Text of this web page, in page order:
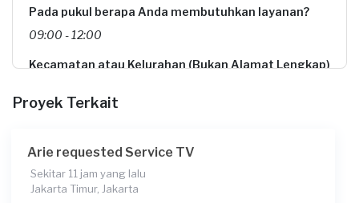
Pada pukul berapa Anda membutuhkan layanan?
09:00 - 12:00
Kecamatan atau Kelurahan (Bukan Alamat Lengkap)
Informasi tambahan
Proyek Terkait
Arie requested Service TV
Sekitar 11 jam yang lalu
Jakarta Timur, Jakarta